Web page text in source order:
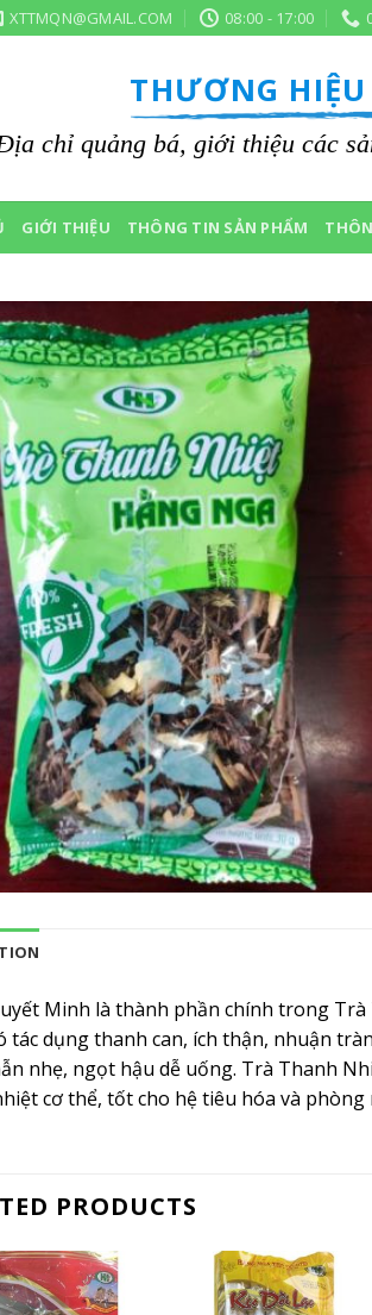
XTTMQN@GMAIL.COM 08:00 - 17:00
THƯƠNG HIỆU
chỉ quảng bá, giới thiệu các
GIỚI THIỆU THÔNG TIN SẢN PHẨM
Minh là thành phần chính trong
tác dụng thanh can, ích thận, nhuận
nhẹ, ngọt hậu dễ uống. Trà Thanh
cơ thể, tốt cho hệ tiêu hóa và
PRODUCTS